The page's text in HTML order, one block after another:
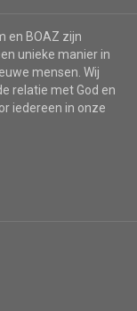
en BOAZ zijn
unieke manier in
mensen. Wij
relatie met God en
iedereen in onze